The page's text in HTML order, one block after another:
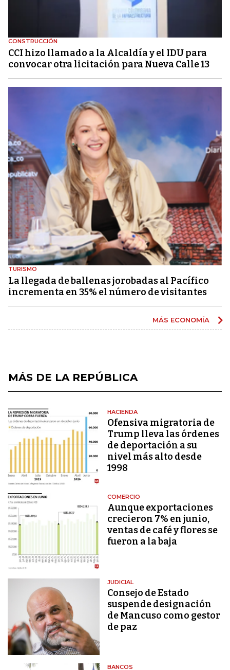
CONSTRUCCIÓN
CCI hizo llamado a la Alcaldía y el IDU para
convocar otra licitación para Nueva Calle 13
TURISMO
La llegada de ballenas jorobadas al Pacífico
incrementa en 35% el número de visitantes
MÁS ECONOMÍA
MÁS DE LA REPÚBLICA
HACIENDA
Ofensiva migratoria de
Trump lleva las órdenes
de deportación a su
nivel más alto desde
1998
COMERCIO
Aunque exportaciones
crecieron 7% en junio,
ventas de café y flores se
fueron a la baja
JUDICIAL
Consejo de Estado
suspende designación
de Mancuso como gestor
de paz
BANCOS